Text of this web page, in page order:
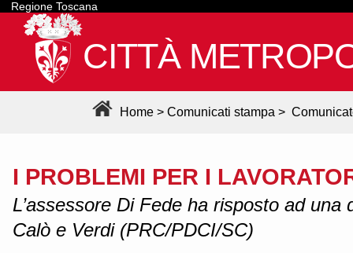
Regione Toscana
CITTÀ
Home > Comunicati stampa >
I PROBLEMI PER I
L’assessore Di Fede ha risposto ad una
Calò e Verdi (PRC/PDCI/SC)